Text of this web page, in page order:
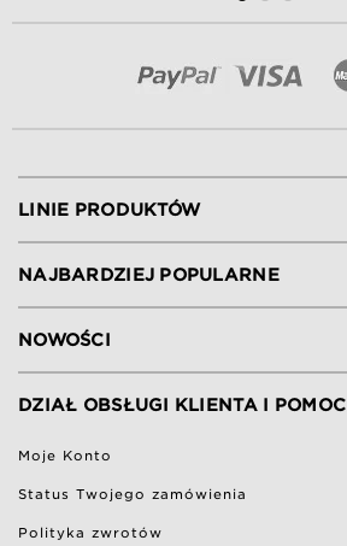
LINIE PRODUKTÓW
NAJBARDZIEJ POPULARNE
NOWOŚCI
DZIAŁ OBSŁUGI KLIENTA I POMOC
Moje Konto
Status Twojego zamówienia
Polityka zwrotów